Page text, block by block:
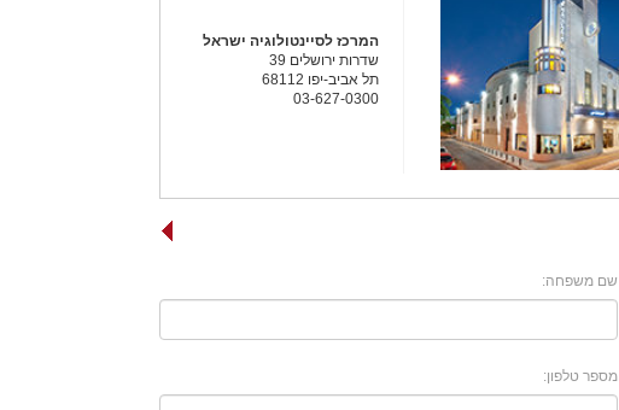
המרכז לסיינטולוגיה ישראל
שדרות ירושלים 39
תל אביב-יפו 68112
03-627-0300
שם משפחה:
מספר טלפון: